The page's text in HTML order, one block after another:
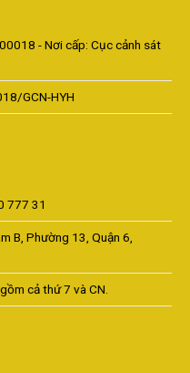
- Nơi cấp: Cục cảnh sát
GCN-HYH
777 31
B, Phường 13, Quận 6,
cả thứ 7 và CN.